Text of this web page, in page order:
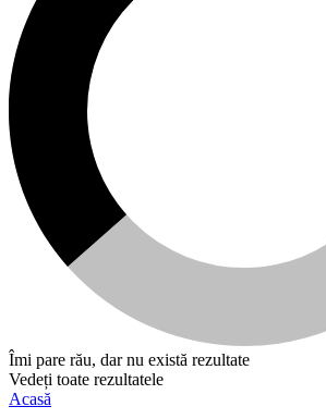
Îmi pare rău, dar nu există rezultate
Vedeți toate rezultatele
Acasă